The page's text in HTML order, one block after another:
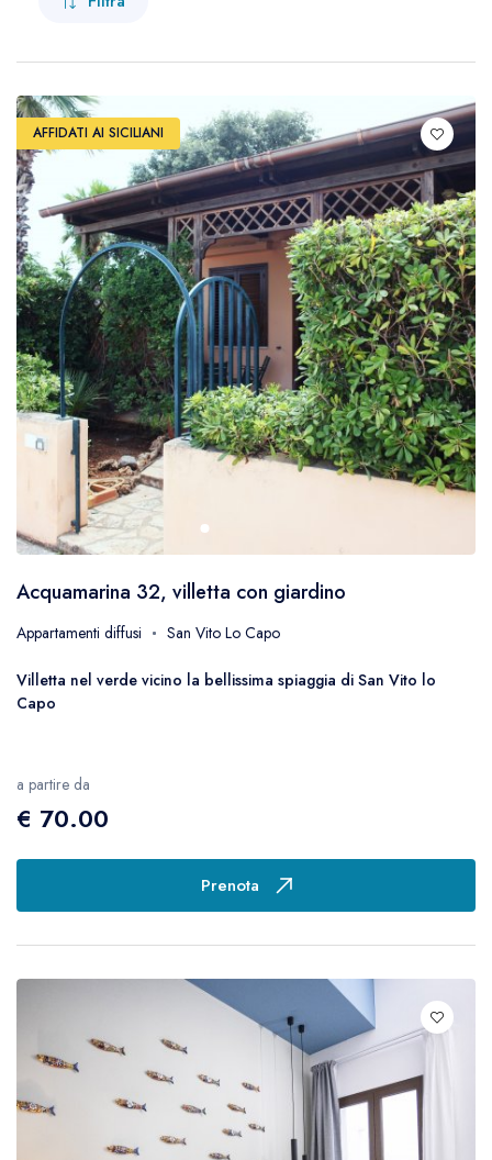
Ospiti
2adulti - 0bambini -0neonati
Adulti 2
Bambini
Età 4 - 14
0
Neonati
Età 0 - 3
0
Fatto
Categoria
Affittacamere
11
Appartamenti diffusi
3
Appartamenti in Residence
3
Bed and Breakfast
8
Hotel
2
Ville e Villette
3
AFFIDATI AI SICILIANI
Acquamarina 32, villetta con giardino
Appartamenti diffusi San Vito Lo Capo
Villetta nel verde vicino la bellissima spiaggia di San Vito lo
Capo
a partire da
€ 70.00
Prenota